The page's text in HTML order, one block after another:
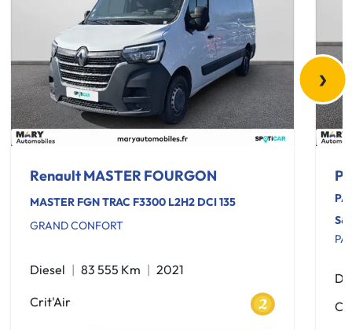
Renault MASTER FOURGON
MASTER FGN TRAC F3300 L2H2 DCI 135
GRAND CONFORT
Diesel 83 555 Km 2021
Crit'Air
›